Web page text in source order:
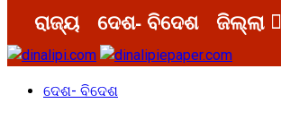
ରାଜ୍ୟ ଦେଶ- ବିଦେଶ ଜିଲ୍ଲା
ଦେଶ- ବିଦେଶ